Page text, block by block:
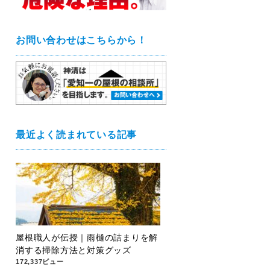
お問い合わせはこちらから！
最近よく読まれている記事
屋根職人が伝授｜雨樋の詰まりを解
消する掃除方法と対策グッズ
172,337ビュー